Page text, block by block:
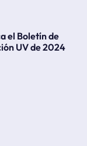
el Boletín de
UV de 2024